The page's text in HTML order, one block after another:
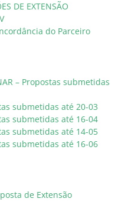
DE EXTENSÃO
do Parceiro
– Propostas submetidas
submetidas até 20-03
submetidas até 16-04
submetidas até 14-05
submetidas até 16-06
de Extensão